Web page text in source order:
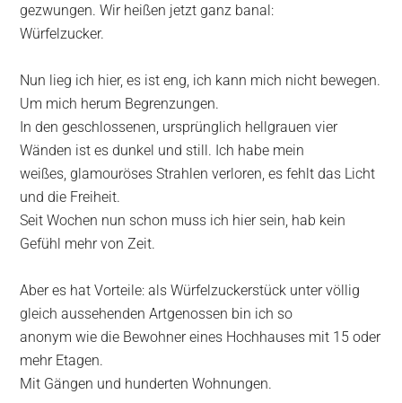
gezwungen. Wir heißen jetzt ganz banal:
Würfelzucker.
Nun lieg ich hier, es ist eng, ich kann mich nicht bewegen.
Um mich herum Begrenzungen.
In den geschlossenen, ursprünglich hellgrauen vier
Wänden ist es dunkel und still. Ich habe mein
weißes, glamouröses Strahlen verloren, es fehlt das Licht
und die Freiheit.
Seit Wochen nun schon muss ich hier sein, hab kein
Gefühl mehr von Zeit.
Aber es hat Vorteile: als Würfelzuckerstück unter völlig
gleich aussehenden Artgenossen bin ich so
anonym wie die Bewohner eines Hochhauses mit 15 oder
mehr Etagen.
Mit Gängen und hunderten Wohnungen.